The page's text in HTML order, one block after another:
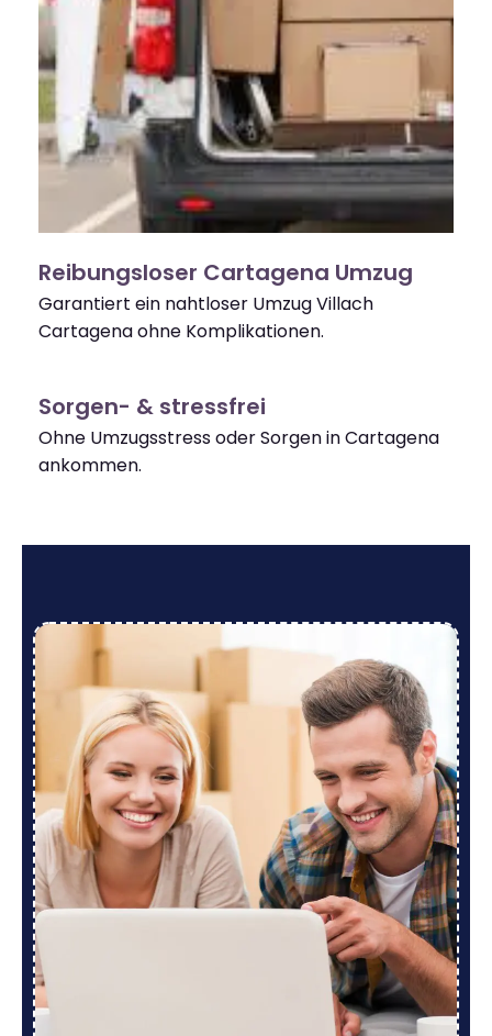
Reibungsloser Cartagena Umzug
Garantiert ein nahtloser Umzug Villach
Cartagena ohne Komplikationen.
Sorgen- & stressfrei
Ohne Umzugsstress oder Sorgen in Cartagena
ankommen.